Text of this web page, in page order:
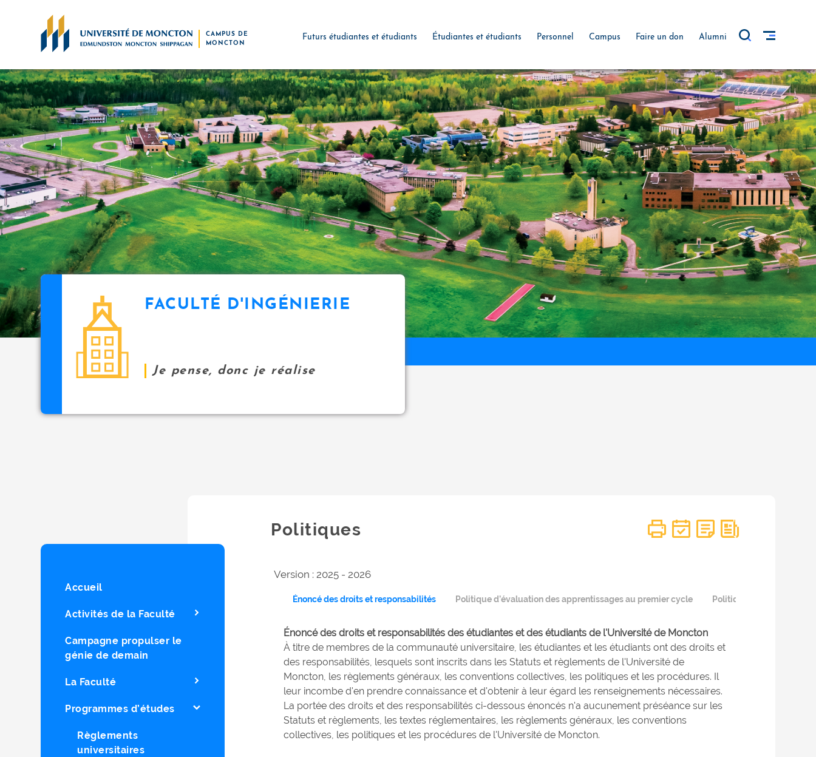
CAMPUS DE
MONCTON
Futurs étudiantes et étudiants Étudiantes et étudiants Personnel Campus Faire un don Alumni
FACULTÉ D'INGÉNIERIE
Je pense, donc je réalise
Accueil
Activités de la Faculté
Campagne propulser le
génie de demain
La Faculté
Programmes d’études
Règlements
universitaires
Politiques
Version : 2025 - 2026
Énoncé des droits et responsabilités Politique d’évaluation des apprentissages au premier cycle Politique linguistique
Énoncé des droits et responsabilités des étudiantes et des étudiants de l'Université de Moncton
À titre de membres de la communauté universitaire, les étudiantes et les étudiants ont des droits et
des responsabilités, lesquels sont inscrits dans les Statuts et règlements de l'Université de
Moncton, les règlements généraux, les conventions collectives, les politiques et les procédures. Il
leur incombe d'en prendre connaissance et d'obtenir à leur égard les renseignements nécessaires.
La portée des droits et des responsabilités ci-dessous énoncés n'a aucunement préséance sur les
Statuts et règlements, les textes réglementaires, les règlements généraux, les conventions
collectives, les politiques et les procédures de l'Université de Moncton.